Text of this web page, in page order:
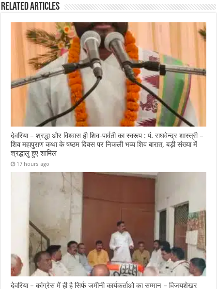
Related Articles
देवरिया – श्रद्धा और विश्वास ही शिव-पार्वती का स्वरूप : पं. राघवेन्द्र शास्त्री –
शिव महापुराण कथा के षष्ठम दिवस पर निकली भव्य शिव बारात, बड़ी संख्या में
श्रद्धालु हुए शामिल
17 hours ago
देवरिया – कांग्रेस में ही है सिर्फ जमीनी कार्यकर्ताओ का सम्मान – विजयशेखर